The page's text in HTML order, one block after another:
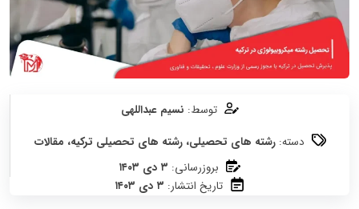
توسط: نسیم عبداللهی
دسته:رشته های تحصیلی،رشته های تحصیلی ترکیه، مقالات
بروزرسانی: ۳ دی ۱۴۰۳
تاریخ انتشار: ۳ دی ۱۴۰۳